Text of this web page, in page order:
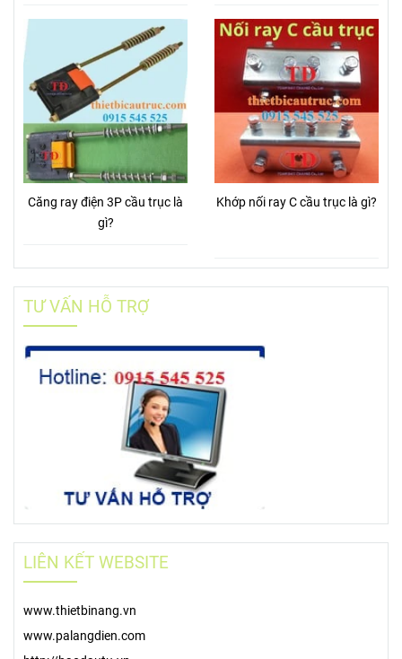
Đĩa thắng palang KG Hàn
Quốc gồm gỉ?
Contactor Sungdo TGC3-40
Căng ray điện 3P cầu trục là
Khớp nối ray C cầu trục là gì?
TƯ VẤN HỖ TRỢ